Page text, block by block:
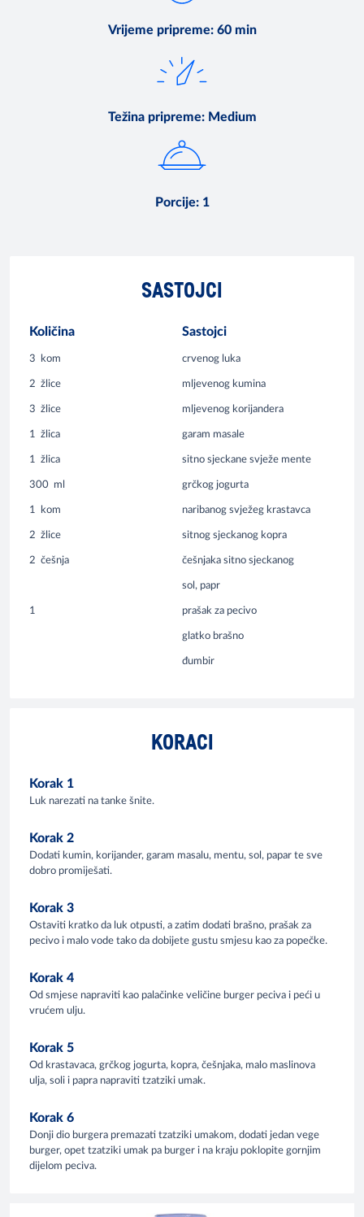
Vrijeme pripreme: 60 min
Težina pripreme: Medium
Porcije: 1
SASTOJCI
Količina Sastojci
3 kom crvenog luka
2 žlice mljevenog kumina
3 žlice mljevenog korijandera
1 žlica garam masale
1 žlica sitno sjeckane svježe mente
300 ml grčkog jogurta
1 kom naribanog svježeg krastavca
2 žlice sitnog sjeckanog kopra
2 češnja češnjaka sitno sjeckanog
sol, papr
1 prašak za pecivo
glatko brašno
đumbir
KORACI
Korak 1
Luk narezati na tanke šnite.
Korak 2
Dodati kumin, korijander, garam masalu, mentu, sol, papar te sve
dobro promiješati.
Korak 3
Ostaviti kratko da luk otpusti, a zatim dodati brašno, prašak za
pecivo i malo vode tako da dobijete gustu smjesu kao za popečke.
Korak 4
Od smjese napraviti kao palačinke veličine burger peciva i peći u
vrućem ulju.
Korak 5
Od krastavaca, grčkog jogurta, kopra, češnjaka, malo maslinova
ulja, soli i papra napraviti tzatziki umak.
Korak 6
Donji dio burgera premazati tzatziki umakom, dodati jedan vege
burger, opet tzatziki umak pa burger i na kraju poklopite gornjim
dijelom peciva.